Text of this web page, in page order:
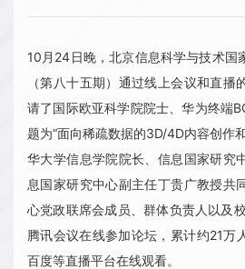
10月24日晚，北京信息科学与技术国
（第八十五期）通过线上会议和直播
请了国际欧亚科学院院士、华为终端
题为“面向稀疏数据的3D/4D内容创作
华大学信息学院院长、信息国家研究
息国家研究中心副主任丁贵广教授共
心党政联席会成员、群体负责人以及
腾讯会议在线参加论坛，累计约21万
百度等直播平台在线观看。